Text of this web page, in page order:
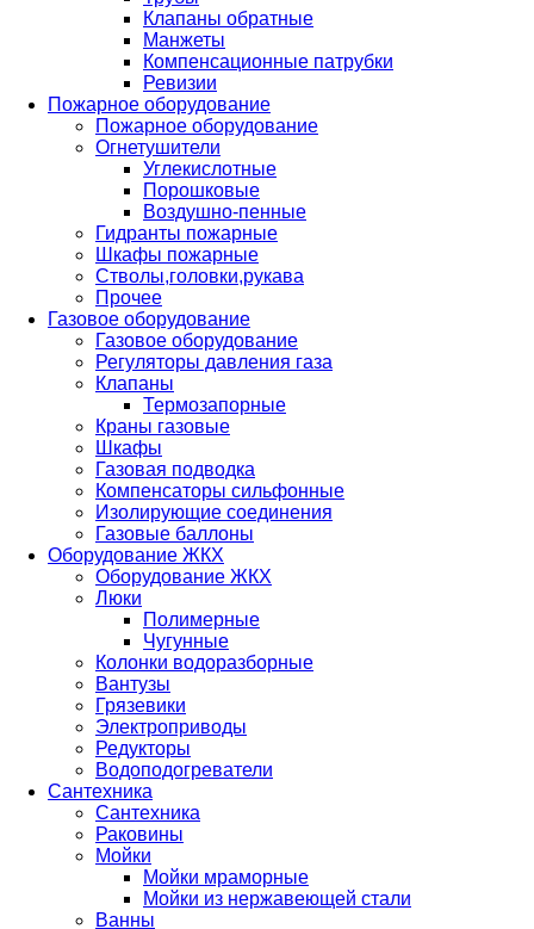
Клапаны обратные
Манжеты
Компенсационные патрубки
Ревизии
Пожарное оборудование
Пожарное оборудование
Огнетушители
Углекислотные
Порошковые
Воздушно-пенные
Гидранты пожарные
Шкафы пожарные
Стволы,головки,рукава
Прочее
Газовое оборудование
Газовое оборудование
Регуляторы давления газа
Клапаны
Термозапорные
Краны газовые
Шкафы
Газовая подводка
Компенсаторы сильфонные
Изолирующие соединения
Газовые баллоны
Оборудование ЖКХ
Оборудование ЖКХ
Люки
Полимерные
Чугунные
Колонки водоразборные
Вантузы
Грязевики
Электроприводы
Редукторы
Водоподогреватели
Сантехника
Сантехника
Раковины
Мойки
Мойки мраморные
Мойки из нержавеющей стали
Ванны